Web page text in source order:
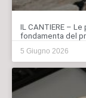
IL CANTIERE –
fondamenta del
5 Giugno 2026